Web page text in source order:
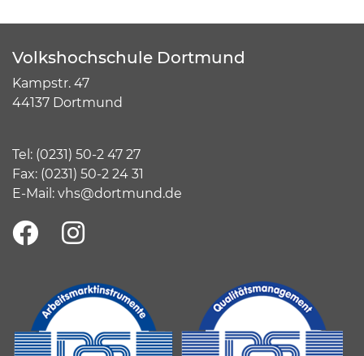
Volkshochschule Dortmund
Kampstr. 47
44137 Dortmund
Tel: (0231) 50-2 47 27
Fax: (0231) 50-2 24 31
E-Mail: vhs@dortmund.de